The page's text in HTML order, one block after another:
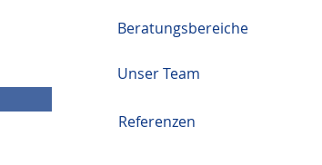
Unser Team
Beratungsbereiche
Referenzen